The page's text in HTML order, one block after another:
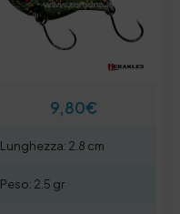
9,80€
Lunghezza: 2.8 cm
Peso: 2.5 gr